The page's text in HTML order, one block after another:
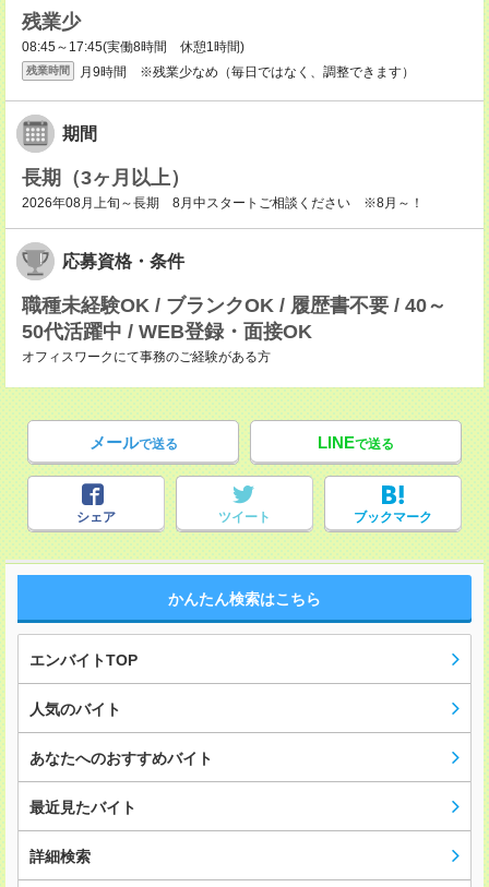
残業少
08:45～17:45(実働8時間 休憩1時間)
残業時間 月9時間 ※残業少なめ（毎日ではなく、調整できます）
期間
長期（3ヶ月以上）
2026年08月上旬～長期 8月中スタートご相談ください ※8月～！
応募資格・条件
職種未経験OK / ブランクOK / 履歴書不要 / 40～
50代活躍中 / WEB登録・面接OK
オフィスワークにて事務のご経験がある方
メールで送る LINEで送る
シェア ツイート ブックマーク
かんたん検索はこちら
エンバイトTOP
人気のバイト
あなたへのおすすめバイト
最近見たバイト
詳細検索